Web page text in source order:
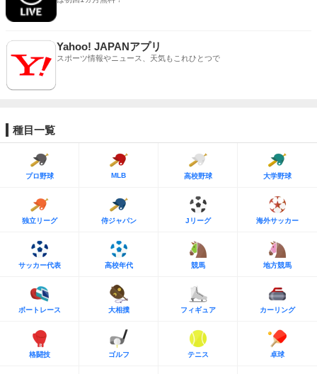
Yahoo! JAPANアプリ
スポーツ情報やニュース、天気もこれひとつで
種目一覧
プロ野球 MLB 高校野球 大学野球
独立リーグ 侍ジャパン Jリーグ 海外サッカー
サッカー代表 高校年代 競馬 地方競馬
ボートレース 大相撲 フィギュア カーリング
格闘技 ゴルフ テニス 卓球